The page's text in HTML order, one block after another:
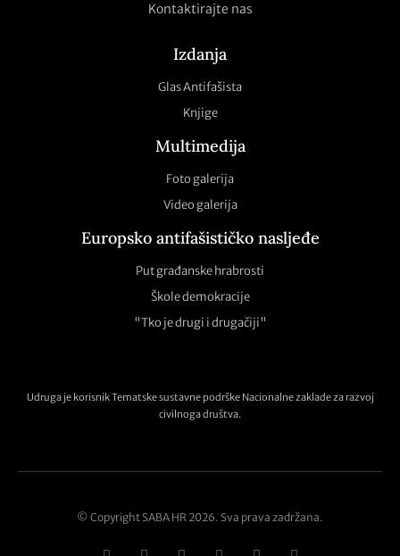
Kontaktirajte nas
Izdanja
Glas Antifašista
Knjige
Multimedija
Foto galerija
Video galerija
Europsko antifašističko nasljeđe
Put građanske hrabrosti
Škole demokracije
"Tko je drugi i drugačiji"
Udruga je korisnik Tematske sustavne podrške Nacionalne zaklade za razvoj
civilnoga društva.
© Copyright SABA HR 2026. Sva prava zadržana.